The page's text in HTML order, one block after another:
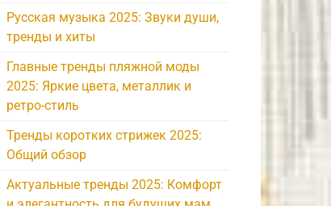
Русская музыка 2025: Звуки души,
тренды и хиты
Главные тренды пляжной моды
2025: Яркие цвета, металлик и
ретро-стиль
Тренды коротких стрижек 2025:
Общий обзор
Актуальные тренды 2025: Комфорт